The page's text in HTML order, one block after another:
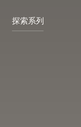
探索系列